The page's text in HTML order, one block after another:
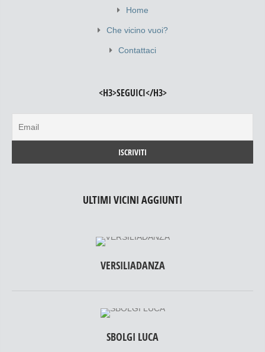
Home
Che vicino vuoi?
Contattaci
<H3>SEGUICI</H3>
ULTIMI VICINI AGGIUNTI
VERSILIADANZA
SBOLGI LUCA